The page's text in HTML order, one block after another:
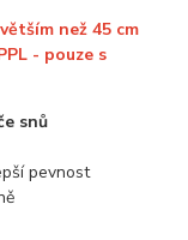
než 45 cm
- pouze s
snů
pevnost